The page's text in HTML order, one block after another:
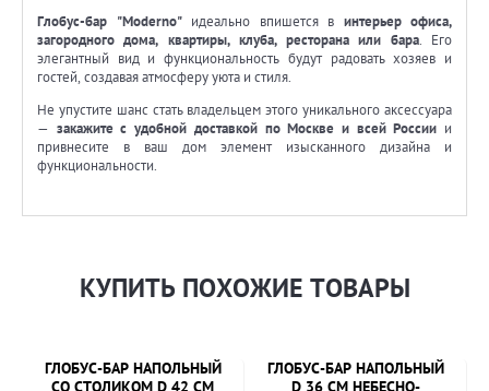
Глобус-бар "Moderno"идеально впишется в интерьер офиса,
загородного дома, квартиры, клуба, ресторана или бара. Его
элегантный вид и функциональность будут радовать хозяев и
гостей, создавая атмосферу уюта и стиля.
Не упустите шанс стать владельцем этого уникального аксессуара
— закажите с удобной доставкой по Москве и всей России и
привнесите в ваш дом элемент изысканного дизайна и
функциональности.
КУПИТЬ ПОХОЖИЕ ТОВАРЫ
ГЛОБУС-БАР НАПОЛЬНЫЙ
СО СТОЛИКОМ D 42 СМ
ГЛОБУС-БАР НАПОЛЬНЫЙ
D 36 СМ НЕБЕСНО-